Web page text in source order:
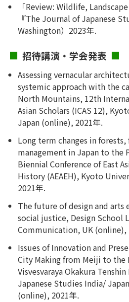
「Review: Wildlife,
『The Journal of Japanese
Washington）2023年.
招待講演・学会発表
Assessing vernacular
systemic approach with the
North Mountains, 12th
Asian Scholars (ICAS 12),
Japan (online), 2021年.
Long term changes in
management in Japan to the
Biennial Conference of East
History (AEAEH), Kyoto
2021年.
The future of design and
social justice, Design School
Communication, UK (online),
Issues of Innovation and
City Making from Meiji to the
Visvesvaraya Okakura
Japanese Studies India/
(online), 2021年.